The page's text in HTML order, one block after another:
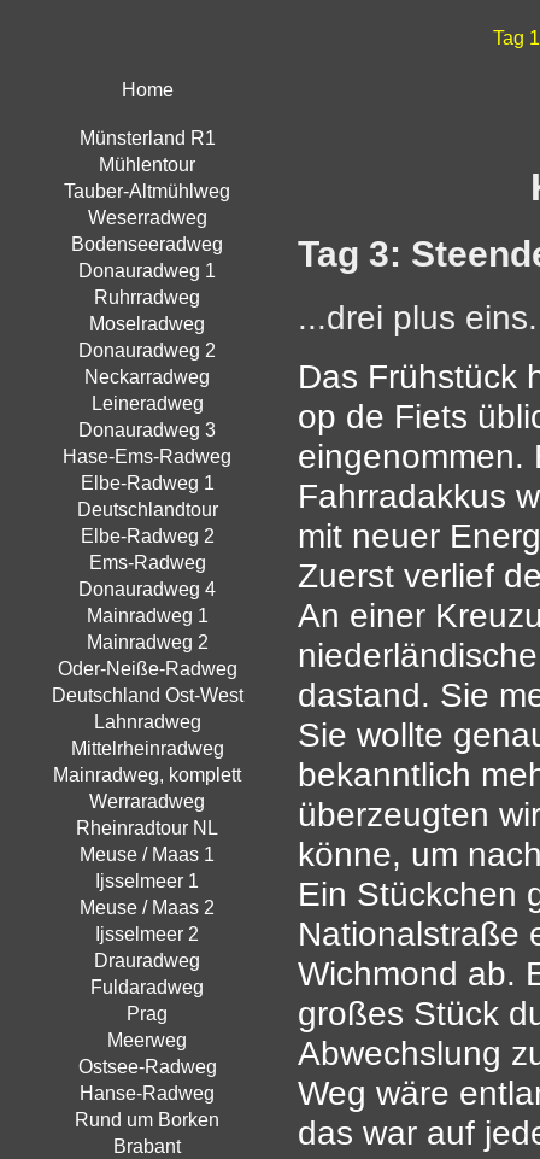
Home
Münsterland R1
Mühlentour
Tauber-Altmühlweg
Weserradweg
Bodenseeradweg
Donauradweg 1
Ruhrradweg
Moselradweg
Donauradweg 2
Neckarradweg
Leineradweg
Donauradweg 3
Hase-Ems-Radweg
Elbe-Radweg 1
Deutschlandtour
Elbe-Radweg 2
Ems-Radweg
Donauradweg 4
Mainradweg 1
Mainradweg 2
Oder-Neiße-Radweg
Deutschland Ost-West
Lahnradweg
Mittelrheinradweg
Mainradweg, komplett
Werraradweg
Rheinradtour NL
Meuse / Maas 1
Ijsselmeer 1
Meuse / Maas 2
Ijsselmeer 2
Drauradweg
Fuldaradweg
Prag
Meerweg
Ostsee-Radweg
Hanse-Radweg
Rund um Borken
Brabant
Tag 1
Tag 3:
...drei plus
Das Frühstück
op de Fiets
eingenommen.
Fahrradakkus
mit neuer
Zuerst verlief
An einer
dastand. Sie
Sie wollte
bekanntlich
überzeugten
könne, um
Ein Stückchen
Nationalstraße
Wichmond ab.
großes Stück
Abwechslung
Weg wäre
das war auf